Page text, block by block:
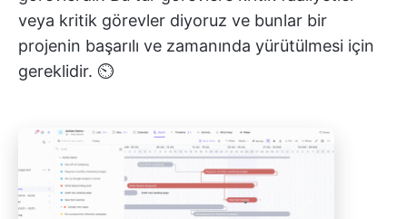
veya kritik görevler diyoruz ve bunlar bir
projenin başarılı ve zamanında yürütülmesi için
gereklidir. ⏲️